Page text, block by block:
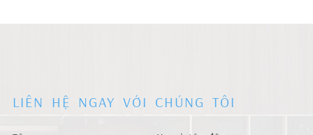
LIÊN HỆ NGAY VỚI CHÚNG TÔI